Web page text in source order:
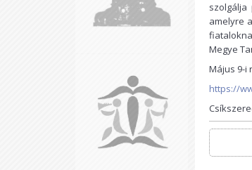
amelyre
Megye
Május 9-i
https://